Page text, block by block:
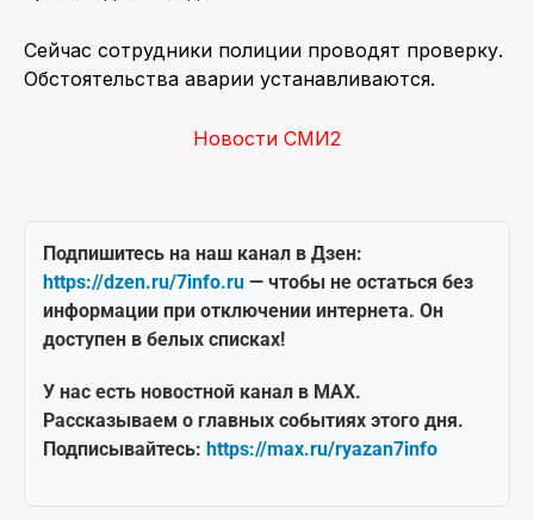
Сейчас сотрудники полиции проводят проверку.
Обстоятельства аварии устанавливаются.
Новости СМИ2
Подпишитесь на наш канал в Дзен:
https://dzen.ru/7info.ru — чтобы не остаться без
информации при отключении интернета. Он
доступен в белых списках!
У нас есть новостной канал в MAX.
Рассказываем о главных событиях этого дня.
Подписывайтесь: https://max.ru/ryazan7info